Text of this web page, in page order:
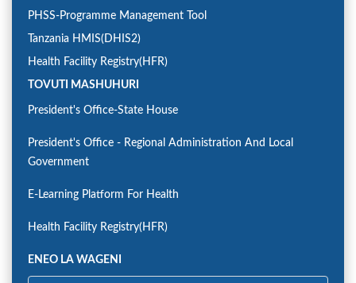
PHSS-Programme Management Tool
Tanzania HMIS(DHIS2)
Health Facility Registry(HFR)
TOVUTI MASHUHURI
President's Office-State House
President's Office - Regional Administration And Local
Government
E-Learning Platform For Health
Health Facility Registry(HFR)
ENEO LA WAGENI